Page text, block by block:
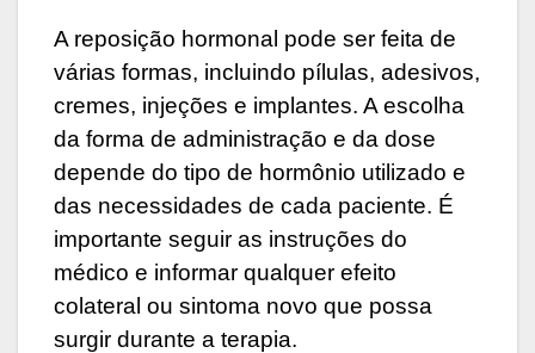
A reposição hormonal pode ser feita de
várias formas, incluindo pílulas, adesivos,
cremes, injeções e implantes. A escolha
da forma de administração e da dose
depende do tipo de hormônio utilizado e
das necessidades de cada paciente. É
importante seguir as instruções do
médico e informar qualquer efeito
colateral ou sintoma novo que possa
surgir durante a terapia.